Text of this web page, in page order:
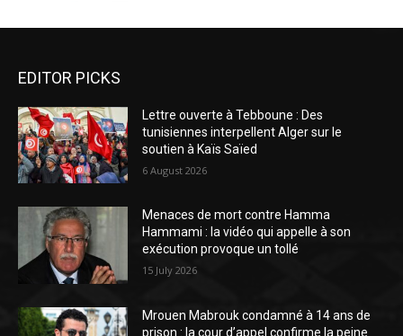
EDITOR PICKS
Lettre ouverte à Tebboune : Des
tunisiennes interpellent Alger sur le
soutien à Kaïs Saïed
6 August 2026
Menaces de mort contre Hamma
Hammami : la vidéo qui appelle à son
exécution provoque un tollé
15 July 2026
Mrouen Mabrouk condamné à 14 ans de
prison : la cour d’appel confirme la peine